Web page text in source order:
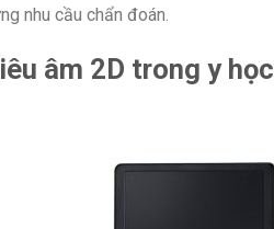
nhu cầu chẩn đoán.
âm 2D trong y học